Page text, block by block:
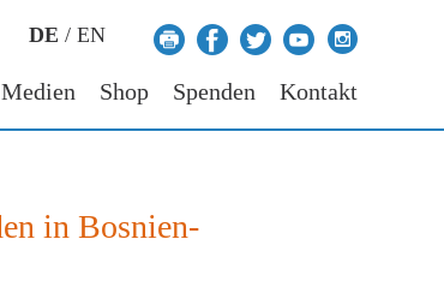
DE / EN
Medien Shop Spenden Kontakt
in Bosnien-